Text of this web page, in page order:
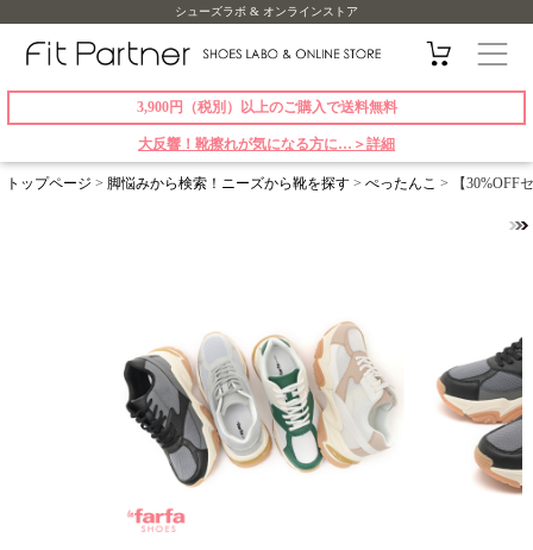
シューズラボ & オンラインストア
3,900円（税別）以上のご購入で送料無料
大反響！靴擦れが気になる方に…＞詳細
トップページ > 脚悩みから検索！ニーズから靴を探す > ぺったんこ > 【30%OFF